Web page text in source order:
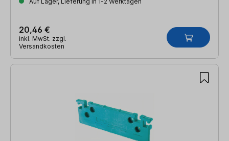
20,46 €
inkl. MwSt. zzgl.
Versandkosten